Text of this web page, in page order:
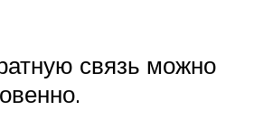
связь можно